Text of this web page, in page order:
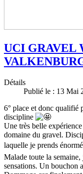
UCI GRAVEL
Détails
Publié le : 13 Mai
6° place et donc qualifié
discipline
Une très belle
domaine du gravel.
laquelle je prends
Malade toute la
sensations. Un bouchon